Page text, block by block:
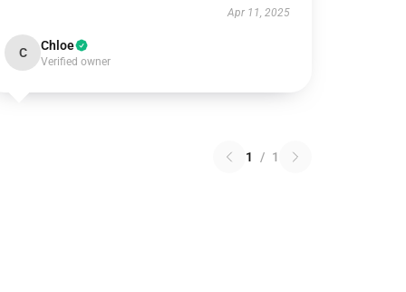
Apr 11, 2025
C Chloe
Verified owner
1 / 1